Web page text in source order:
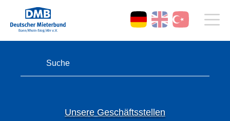
Unsere Geschäftsstellen